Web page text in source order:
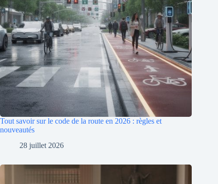
Tout savoir sur le code de la route en 2026 : règles et
nouveautés
28 juillet 2026